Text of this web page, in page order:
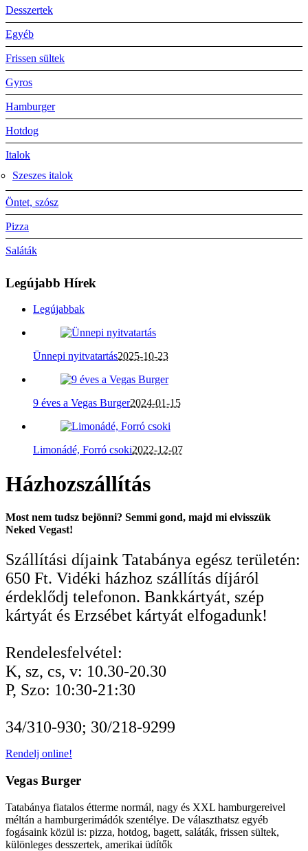
Desszertek
Egyéb
Frissen sültek
Gyros
Hamburger
Hotdog
Italok
Szeszes italok
Öntet, szósz
Pizza
Saláták
Legújabb Hírek
Legújabbak
Ünnepi nyitvatartás2025-10-23
9 éves a Vegas Burger2024-01-15
Limonádé, Forró csoki2022-12-07
Házhozszállítás
Most nem tudsz bejönni? Semmi gond, majd mi elvisszük
Neked Vegast!
Szállítási díjaink Tatabánya egész területén:
650 Ft. Vidéki házhoz szállítás díjáról
érdeklődj telefonon. Bankkártyát, szép
kártyát és Erzsébet kártyát elfogadunk!
Rendelesfelvétel:
K, sz, cs, v: 10.30-20.30
P, Szo: 10:30-21:30
34/310-930; 30/218-9299
Rendelj online!
Vegas Burger
Tatabánya fiatalos étterme normál, nagy és XXL hamburgereivel
méltán a hamburgerimádók szentélye. De választhatsz egyéb
fogásaink közül is: pizza, hotdog, bagett, saláták, frissen sültek,
különleges desszertek, amerikai üdítők